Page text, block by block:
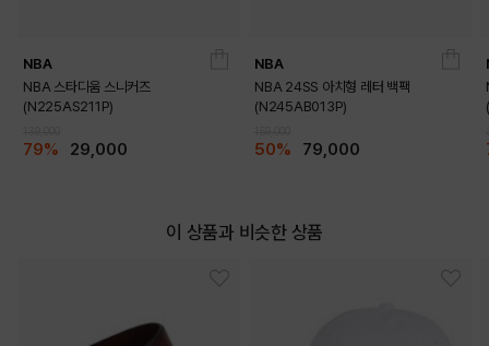
PRODUCT VIEW
NBA
NBA 스타디움 스니커즈
(N225AS211P)
79% 29,000
NBA
NBA 24SS 아치형 레터 백팩
(N245AB013P)
50% 79,000
이 상품과 비슷한 상품